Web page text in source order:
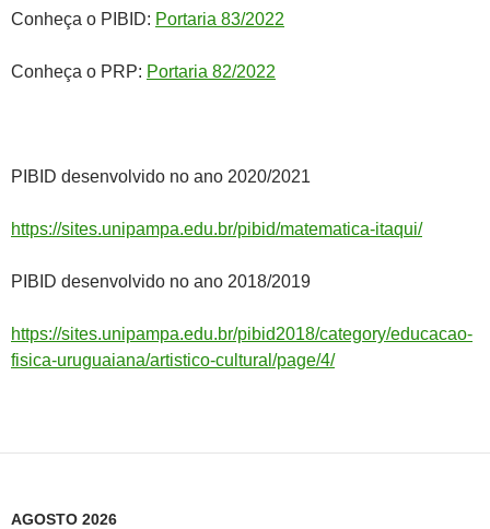
Conheça o PIBID: Portaria 83/2022
Conheça o PRP: Portaria 82/2022
PIBID desenvolvido no ano 2020/2021
https://sites.unipampa.edu.br/pibid/matematica-itaqui/
PIBID desenvolvido no ano 2018/2019
https://sites.unipampa.edu.br/pibid2018/category/educacao-
fisica-uruguaiana/artistico-cultural/page/4/
AGOSTO 2026